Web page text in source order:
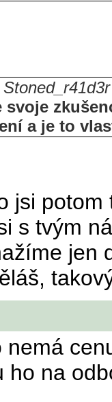
a je to
jsi
s tvým
jen
nemá
ho na